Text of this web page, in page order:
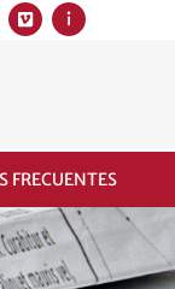
FRECUENTES